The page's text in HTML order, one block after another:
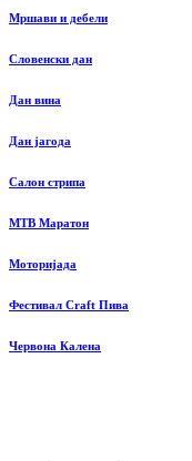
Мршави и дебели
Словенски дан
Дан вина
Дан јагода
Салон стрипа
MTB Маратон
Моторијада
Фестивал Craft Пива
Червона Калена